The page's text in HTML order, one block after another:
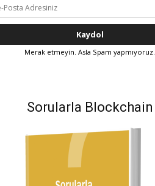
Merak etmeyin. Asla Spam yapmıyoruz.
Sorularla Blockchain